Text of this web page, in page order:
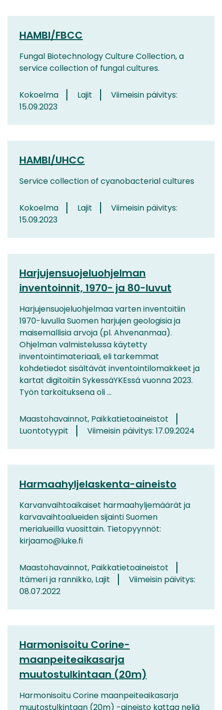
HAMBI/FBCC
Fungal Biotechnology Culture Collection, a
service collection of fungal cultures.
Kokoelma Lajit
Viimeisin päivitys:
15.09.2023
HAMBI/UHCC
Service collection of cyanobacterial cultures
Kokoelma Lajit
Viimeisin päivitys:
15.09.2023
Harjujensuojeluohjelman
inventoinnit, 1970- ja 80-luvut
Harjujensuojeluohjelmaa varten inventoitiin
1970-luvulla Suomen harjujen geologisia ja
maisemallisia arvoja (pl. Ahvenanmaa).
Ohjelman valmistelussa käytetty
inventointimateriaali, eli tarkemmat
kohdetiedot sisältävät inventointilomakkeet ja
kartat digitoitiin SykessäYKEssä vuonna 2023.
Työn tarkoituksena oli ...
Maastohavainnot, Paikkatietoaineistot
Luontotyypit
Viimeisin päivitys: 17.09.2024
Harmaahyljelaskenta-aineisto
Karvanvaihtoaikaiset harmaahyljemäärät ja
karvavaihtoalueiden sijainti Suomen
merialueilla vuosittain. Tietopyynnöt:
kirjaamo@luke.fi
Maastohavainnot, Paikkatietoaineistot
Itämeri ja rannikko, Lajit
Viimeisin päivitys:
08.07.2022
Harmonisoitu Corine-
maanpeiteaikasarja
muutostulkintaan (20m)
Harmonisoitu Corine maanpeiteaikasarja
muutostulkintaan (20m) -aineisto kattaa neljä